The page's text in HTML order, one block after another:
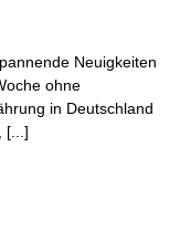
Neuigkeiten
ohne
in Deutschland
[...]